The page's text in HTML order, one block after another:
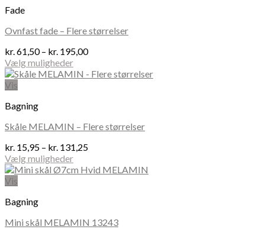
Fade
Ovnfast fade – Flere størrelser
kr. 61,50 – kr. 195,00Prisinterval:
til
Vælg muligheder
Dette
vare
flere
Mulighederne
vælges
på
varesiden
Vis
Bagning
Skåle MELAMIN – Flere størrelser
kr. 15,95 – kr. 131,25Prisinterval:
til
Vælg muligheder
Dette
vare
flere
Mulighederne
Vis
Bagning
Mini skål MELAMIN 13243